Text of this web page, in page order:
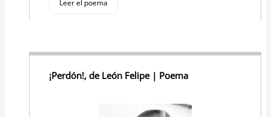
Leer el poema
¡Perdón!, de León Felipe | Poema